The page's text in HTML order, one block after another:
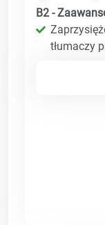
B2 -
tłumaczy